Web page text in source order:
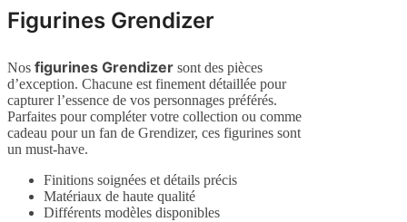
Figurines Grendizer
Nos figurines Grendizer sont des pièces
d’exception. Chacune est finement détaillée pour
capturer l’essence de vos personnages préférés.
Parfaites pour compléter votre collection ou comme
cadeau pour un fan de Grendizer, ces figurines sont
un must-have.
Finitions soignées et détails précis
Matériaux de haute qualité
Différents modèles disponibles